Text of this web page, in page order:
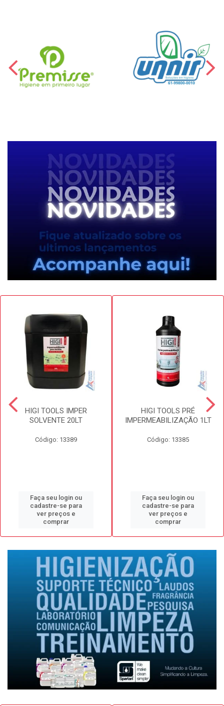
HIGI TOOLS IMPER
SOLVENTE 20LT
Código: 13389
Faça seu login ou
cadastre-se para
ver preços e
comprar
HIGI TOOLS PRÉ
IMPERMEABILIZAÇÃO 1LT
Código: 13385
Faça seu login ou
cadastre-se para
ver preços e
comprar